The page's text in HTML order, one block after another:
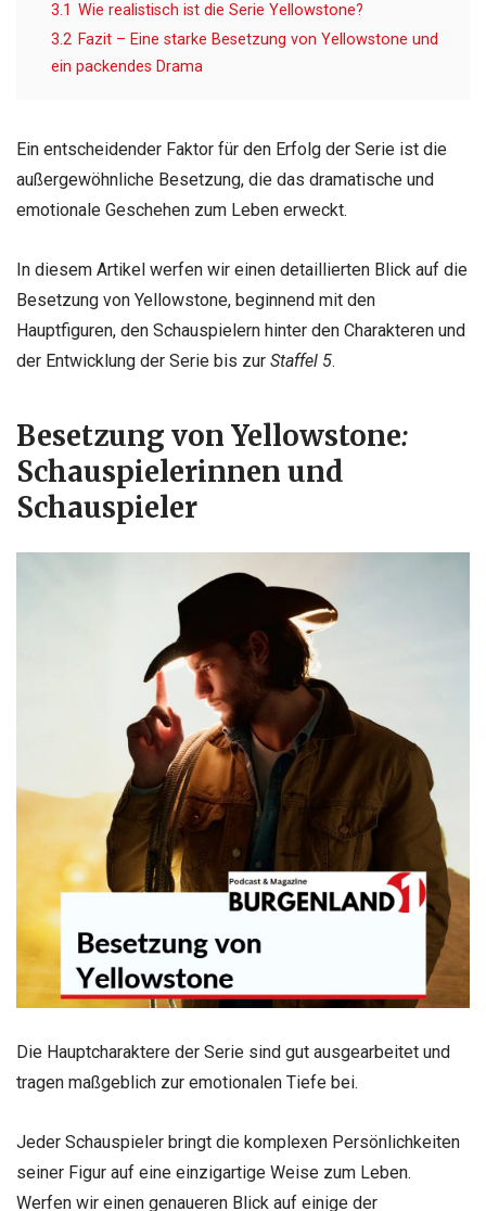
3.1 Wie realistisch ist die Serie Yellowstone?
3.2 Fazit – Eine starke Besetzung von Yellowstone und
ein packendes Drama
Ein entscheidender Faktor für den Erfolg der Serie ist die
außergewöhnliche Besetzung, die das dramatische und
emotionale Geschehen zum Leben erweckt.
In diesem Artikel werfen wir einen detaillierten Blick auf die
Besetzung von Yellowstone, beginnend mit den
Hauptfiguren, den Schauspielern hinter den Charakteren und
der Entwicklung der Serie bis zur Staffel 5.
Besetzung von Yellowstone:
Schauspielerinnen und
Schauspieler
Die Hauptcharaktere der Serie sind gut ausgearbeitet und
tragen maßgeblich zur emotionalen Tiefe bei.
Jeder Schauspieler bringt die komplexen Persönlichkeiten
seiner Figur auf eine einzigartige Weise zum Leben.
Werfen wir einen genaueren Blick auf einige der